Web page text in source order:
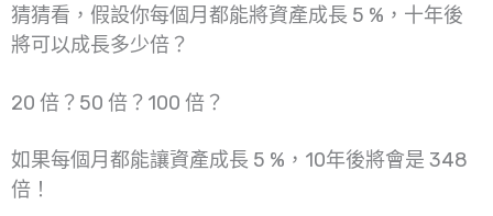
猜猜看，假設你每個月都能將資產成長 5 %，十年後
將可以成長多少倍？
20 倍？50 倍？100 倍？
如果每個月都能讓資產成長 5 %，10年後將會是 348
倍！